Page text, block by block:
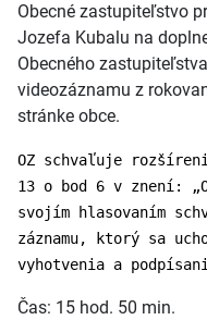
Obecné zastupiteľstvo
Jozefa Kubalu na
Obecného
videozáznamu z
stránke obce.
OZ schvaľuje
13 o bod 6 v znení:
svojím hlasovaním
záznamu, ktorý sa
vyhotvenia a
Čas: 15 hod. 50 min.